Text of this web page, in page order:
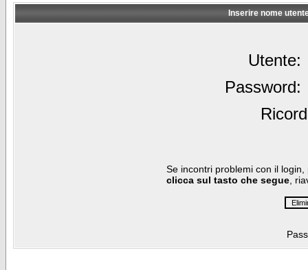
Inserire nome
Utente:
Password:
Se incontri problemi con il
clicca sul tasto che segue ,